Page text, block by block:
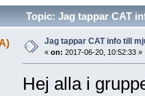
Topic: Jag tappar CAT
Jag tappar CAT info till
« on: 2017-06-20, 10:52:33 »
Hej alla i